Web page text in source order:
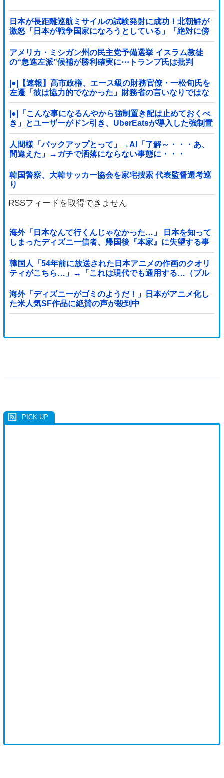
日本が長距離巡航ミサイルの試験発射に成功！北朝鮮が
激怒「日本が戦争国家になろうとしている」「絶対に傍
観しない、必ず後悔させる」
アメリカ・ミシガン州の民主党予備選挙 イスラム教徒
の“急進左派”候補が勝利確実に⋯トランプ氏は批判
|●|【速報】高市政権、エース級の財務官僚・一松旬氏を
左遷「彼は協力的でなかった」財務省の言いなりではな
いことが判明
|●|「こんな事になるんやから強制置き配は止めておくべ
き」とユーザーがドン引き、UberEatsが導入した強制置
き配が起こしたのは……
人間様「バックアップとって」→AI「了解～・・・あ、
間違えた」→ガチで洒落にならない事態に・・・
韓国警察、大韓サッカー協会を家宅捜索 代表監督選考巡
り
RSSフィードを取得できません
海外「日本なんて行くんじゃなかった…」 日本を知って
しまったディズニー信者、帰国後『本家』に失望する事
態に
韓国人「54年前に放送された日本アニメの作画のクオリ
ティがこちら…」→「これは現代でも通用する…（ブル
ブル」＝韓国の反応
海外「ディズニーがゴミのようだ！」日本がアニメ化し
た米人気SF作品に絶賛の声が殺到中